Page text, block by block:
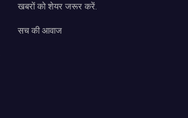
खबरों को शेयर जरूर करें.
सच की आवाज